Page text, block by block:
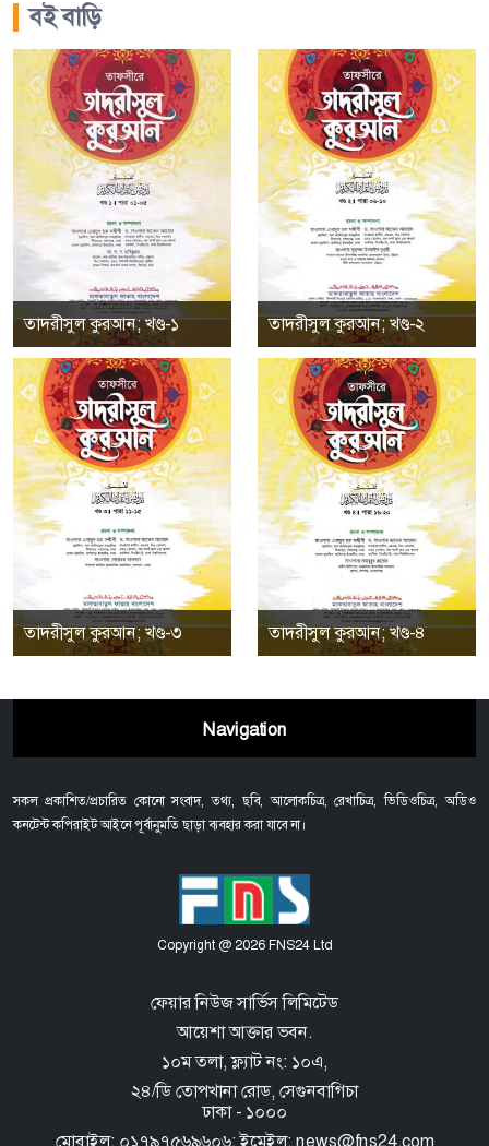
বই বাড়ি
তাদরীসুল কুরআন; খণ্ড-১ তাদরীসুল কুরআন; খণ্ড-২
তাদরীসুল কুরআন; খণ্ড-৩ তাদরীসুল কুরআন; খণ্ড-৪
Navigation
সকল প্রকাশিত/প্রচারিত কোনো সংবাদ, তথ্য, ছবি, আলোকচিত্র, রেখাচিত্র, ভিডিওচিত্র, অডিও
কনটেন্ট কপিরাইট আইনে পূর্বানুমতি ছাড়া ব্যবহার করা যাবে না।
Copyright @ 2026 FNS24 Ltd
ফেয়ার নিউজ সার্ভিস লিমিটেড
আয়েশা আক্তার ভবন.
১০ম তলা, ফ্ল্যাট নং: ১০এ,
২৪/ডি তোপখানা রোড, সেগুনবাগিচা
ঢাকা - ১০০০
মোবাইল: ০১৭৯৭৫৬৯৬০৬; ইমেইল: news@fns24.com